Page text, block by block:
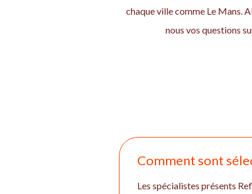
chaque ville comme Le Mans.
nous vos questions
Comment sont
Les spécialistes présents